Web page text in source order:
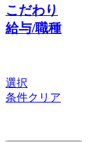
こだわり
給与/職種
選択
条件クリア